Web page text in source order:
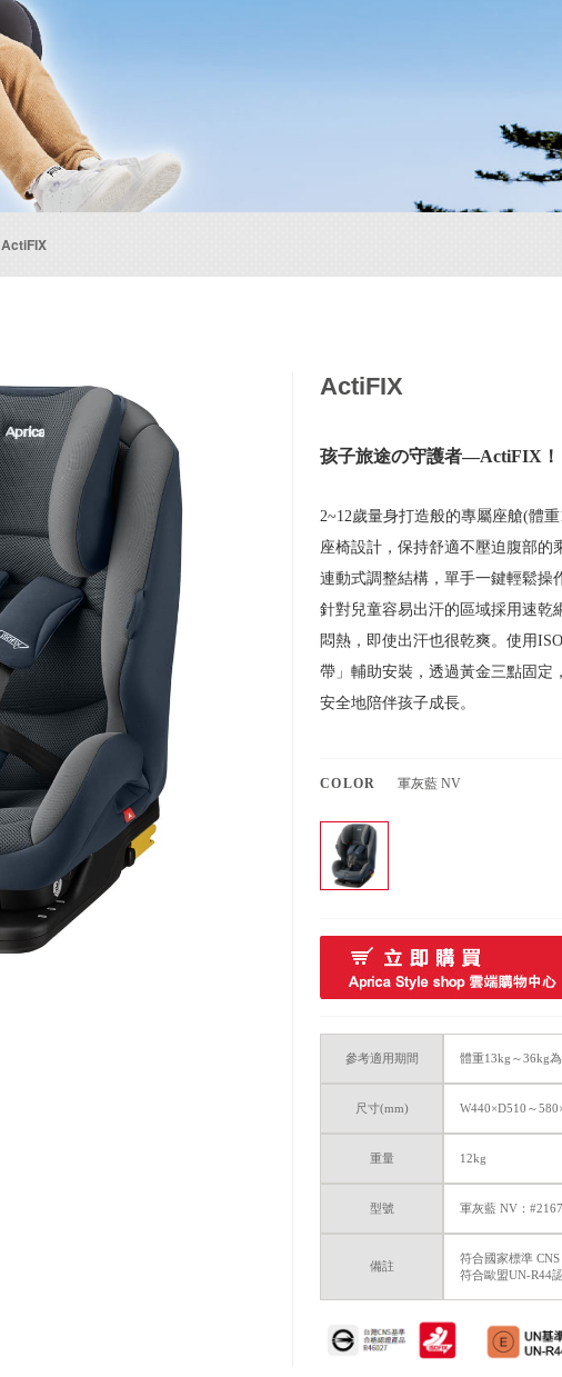
ActiFIX
ActiFIX
孩子旅途の守護者—ActiFIX！
2~12歲量身打造般的專屬座艙(體
座椅設計，保持舒適不壓迫腹部的
連動式調整結構，單手一鍵輕鬆操
針對兒童容易出汗的區域採用速乾
悶熱，即使出汗也很乾爽。使用
帶」輔助安裝，透過黃金三點固定
安全地陪伴孩子成長。
COLOR 軍灰藍 NV
參考適用期間 體重13kg～36kg
尺寸(mm) W440×D510～
重量 12kg
型號 軍灰藍 NV：
備註
符合國家標準
符合歐盟UN-R44